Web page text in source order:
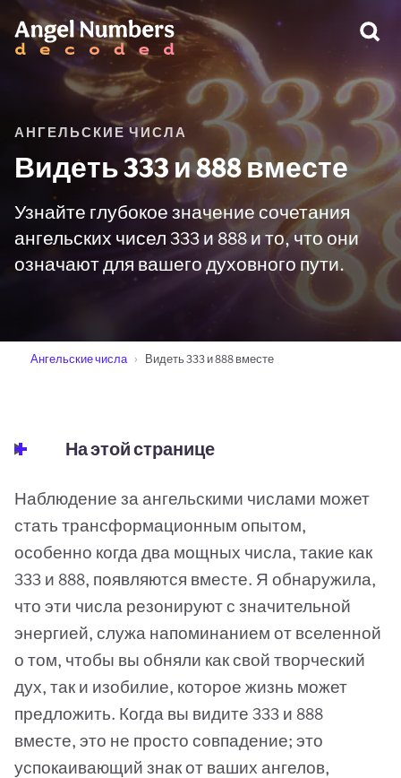
АНГЕЛЬСКИЕ ЧИСЛА
Видеть 333 и 888 вместе
Узнайте глубокое значение сочетания
ангельских чисел 333 и 888 и то, что они
означают для вашего духовного пути.
Ангельские числа Видеть 333 и 888 вместе
На этой странице
Наблюдение за ангельскими числами может
стать трансформационным опытом,
особенно когда два мощных числа, такие как
333 и 888, появляются вместе. Я обнаружила,
что эти числа резонируют с значительной
энергией, служа напоминанием от вселенной
о том, чтобы вы обняли как свой творческий
дух, так и изобилие, которое жизнь может
предложить. Когда вы видите 333 и 888
вместе, это не просто совпадение; это
успокаивающий знак от ваших ангелов,
ПРЕДУПРЕЖДЕНИЕ: